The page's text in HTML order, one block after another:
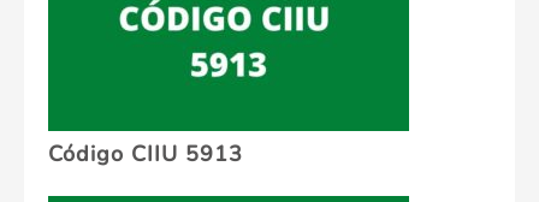
Código CIIU 5913